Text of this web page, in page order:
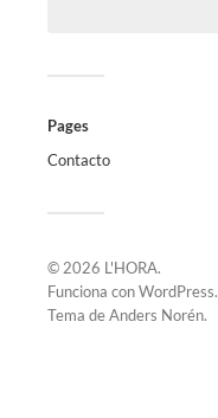
Pages
Contacto
© 2026 L'HORA.
Funciona conWordPress.
Tema deAnders Norén.